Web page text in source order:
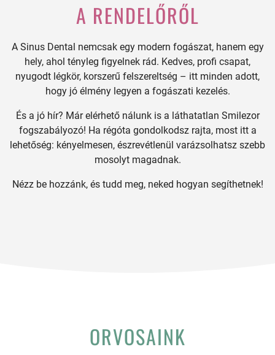
A RENDELŐRŐL
A Sinus Dental nemcsak egy modern fogászat, hanem egy
hely, ahol tényleg figyelnek rád. Kedves, profi csapat,
nyugodt légkör, korszerű felszereltség – itt minden adott,
hogy jó élmény legyen a fogászati kezelés.
És a jó hír? Már elérhető nálunk is a láthatatlan Smilezor
fogszabályozó! Ha régóta gondolkodsz rajta, most itt a
lehetőség: kényelmesen, észrevétlenül varázsolhatsz szebb
mosolyt magadnak.
Nézz be hozzánk, és tudd meg, neked hogyan segíthetnek!
ORVOSAINK